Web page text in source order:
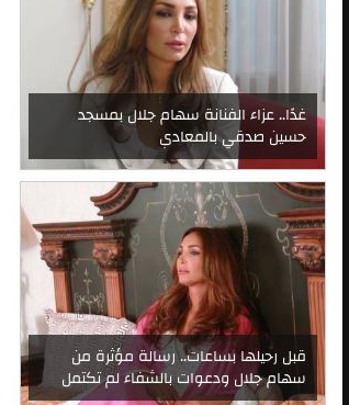
غدًا.. عزاء الفنانة سهام جلال بمسجد
حسين صدقي بالمعادي
قبل رحيلها بساعات.. رسالة مؤثرة من
سهام جلال ودعوات بالشفاء لم تكتمل